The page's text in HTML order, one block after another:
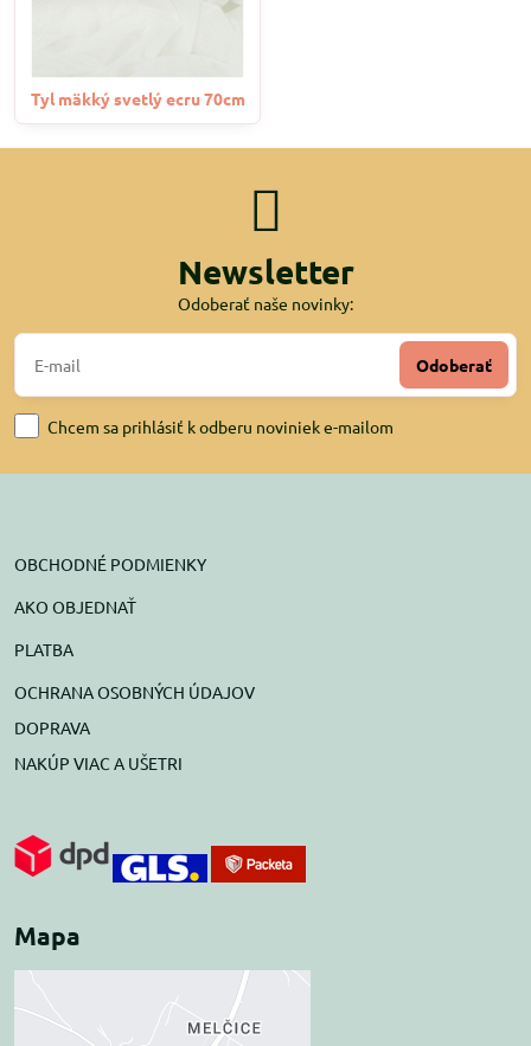
Tyl mäkký svetlý ecru 70cm
Newsletter
Odoberať naše novinky:
Odoberať
Chcem sa prihlásiť k odberu noviniek e-mailom
OBCHODNÉ PODMIENKY
AKO OBJEDNAŤ
PLATBA
OCHRANA OSOBNÝCH ÚDAJOV
DOPRAVA
NAKÚP VIAC A UŠETRI
Mapa
Externý obsah je